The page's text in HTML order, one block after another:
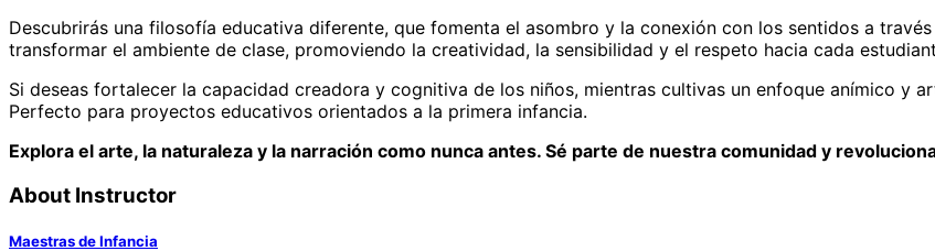
Descubrirás una filosofía educativa diferente, que fomenta el asombro y la conexión con los sentidos a
transformar el ambiente de clase, promoviendo la creatividad, la sensibilidad y el respeto hacia cada
Si deseas fortalecer la capacidad creadora y cognitiva de los niños, mientras cultivas un enfoque anímico y
Perfecto para proyectos educativos orientados a la primera infancia.
Explora el arte, la naturaleza y la narración como nunca antes. Sé parte de nuestra comunidad y
About Instructor
Maestras de Infancia